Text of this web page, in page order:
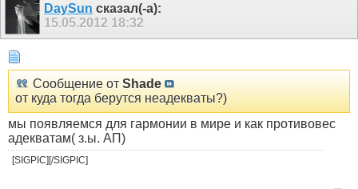
DaySun сказал(-а):
15.05.2012 18:32
Сообщение от Shade
от куда тогда берутся неадекваты?)
мы появляемся для гармонии в мире и как противовес
адекватам( з.ы. АП)
[SIGPIC][/SIGPIC]